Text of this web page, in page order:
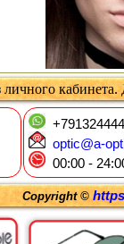
личного
optic@a-
00:00 -
Copyright ©